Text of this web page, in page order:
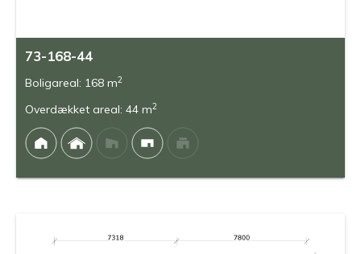
73-168-44
Boligareal: 168 m2
Overdækket areal: 44 m2